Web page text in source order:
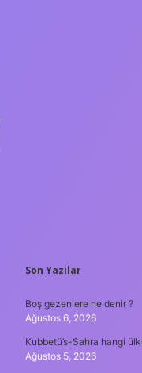
Son Yazılar
Boş gezenlere ne denir ?
Ağustos 6, 2026
Kubbetü’s-Sahra hangi
Ağustos 5, 2026